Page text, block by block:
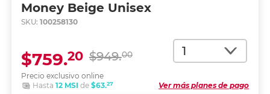
Money Beige Unisex
SKU: 100258130
Cantidad
Precio exclusivo online
$949.00
$759.20
Ver más planes de pago
Hasta 12 MSI de $63.27